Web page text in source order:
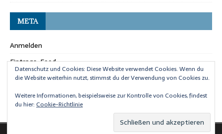
META
Anmelden
Eintrags-Feed
Kommentar-Feed
WordPress.org
Datenschutz und Cookies: Diese Website verwendet Cookies. Wenn du
die Website weiterhin nutzt, stimmst du der Verwendung von Cookies zu.
Weitere Informationen, beispielsweise zur Kontrolle von Cookies, findest
du hier: Cookie-Richtlinie